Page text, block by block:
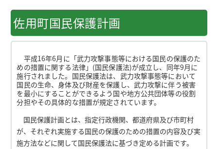
佐用町国民保護計画
平成16年6月に「武力攻撃事態等における国民の保護のた
めの措置に関する法律」(国民保護法)が成立し、同年9月に
施行されました。国民保護法は、武力攻撃事態等において
国民の生命、身体及び財産を保護し、武力攻撃に伴う被害
を最小にすることができるよう国や地方公共団体等の役割
分担やその具体的な措置が規定されています。
国民保護計画とは、指定行政機関、都道府県及び市町村
が、それぞれ実施する国民の保護のための措置の内容及び実
施方法などに関して国民保護法に基づき定める計画です。